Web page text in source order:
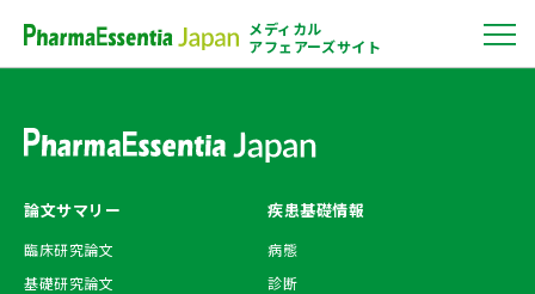
メディカル
アフェアーズサイト
menu
論文サマリー
臨床研究論文
基礎研究論文
疾患基礎情報
病態
診断